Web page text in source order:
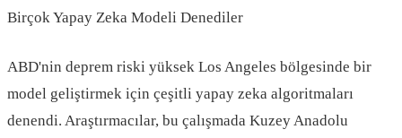
Birçok Yapay Zeka Modeli Denediler
ABD'nin deprem riski yüksek Los Angeles bölgesinde bir
model geliştirmek için çeşitli yapay zeka algoritmaları
denendi. Araştırmacılar, bu çalışmada Kuzey Anadolu